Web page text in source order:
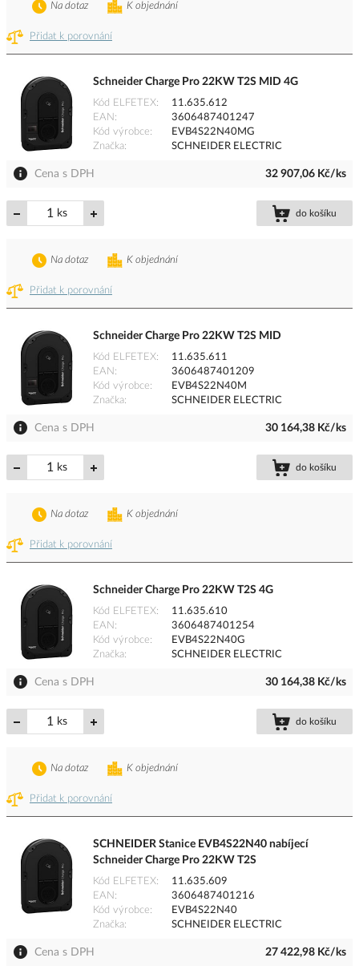
Přidat k porovnání
K objednání
Na dotaz
Schneider Charge Pro 22KW T2S MID 4G
Kód ELFETEX
11.635.612
EAN
3606487401247
Kód výrobce
EVB4S22N40MG
Značka
SCHNEIDER ELECTRIC
Cena s DPH 32 907,06 Kč/ks
ks do košíku
Přidat k porovnání
K objednání
Na dotaz
Schneider Charge Pro 22KW T2S MID
Kód ELFETEX
11.635.611
EAN
3606487401209
Kód výrobce
EVB4S22N40M
Značka
SCHNEIDER ELECTRIC
Cena s DPH 30 164,38 Kč/ks
ks do košíku
Přidat k porovnání
K objednání
Na dotaz
Schneider Charge Pro 22KW T2S 4G
Kód ELFETEX
11.635.610
EAN
3606487401254
Kód výrobce
EVB4S22N40G
Značka
SCHNEIDER ELECTRIC
Cena s DPH 30 164,38 Kč/ks
ks do košíku
Přidat k porovnání
K objednání
Na dotaz
SCHNEIDER Stanice EVB4S22N40 nabíjecí
Schneider Charge Pro 22KW T2S
Kód ELFETEX
11.635.609
EAN
3606487401216
Kód výrobce
EVB4S22N40
Značka
SCHNEIDER ELECTRIC
Cena s DPH 27 422,98 Kč/ks